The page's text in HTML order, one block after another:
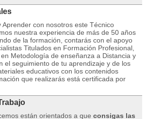
Aprender con nosotros este Técnico
nuestra experiencia de más de 50 años
de la formación, contarás con el apoyo
Titulados en Formación Profesional,
Metodología de enseñanza a Distancia y
el seguimiento de tu aprendizaje y de los
educativos con los contenidos
que realizarás está certificada por
están orientados a que consigas las